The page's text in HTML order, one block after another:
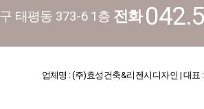
태평동 373-6 1층 전화
업체명 : (주)효성건축&리젠시디자인 | 대표